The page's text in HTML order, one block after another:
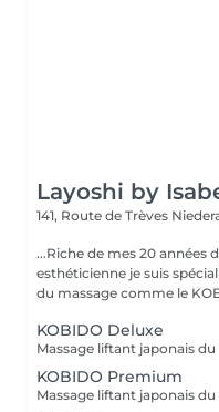
Layoshi by
141, Route de Trèves
...Riche de mes 20 années
esthéticienne je suis
du massage comme le
KOBIDO Deluxe
KOBIDO Premium